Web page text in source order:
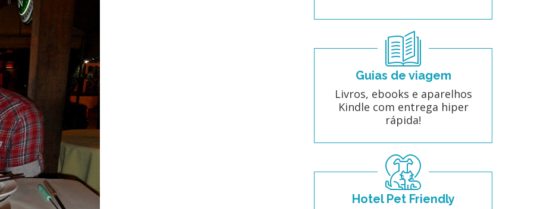
Guias de viagem
Livros, ebooks e aparelhos
Kindle com entrega hiper
rápida!
Hotel Pet Friendly